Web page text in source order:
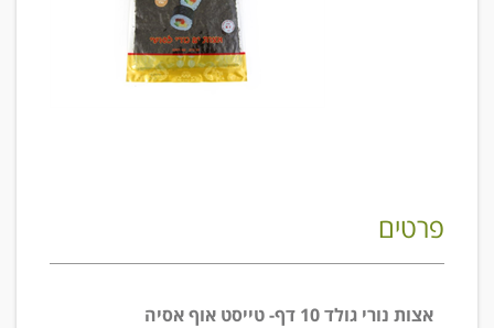
פרטים
אצות נורי גולד 10 דף- טייסט אוף אסיה